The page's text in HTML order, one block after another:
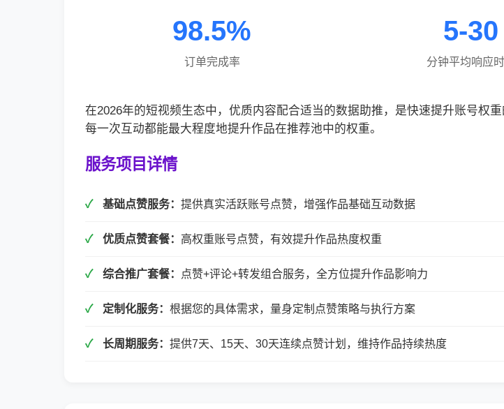
98.5%
订单完成率
5-30
分钟平均响应时
在2026年的短视频生态中，优质内容配合适当的数据助推，是快速提升账号权
每一次互动都能最大程度地提升作品在推荐池中的权重。
服务项目详情
基础点赞服务： 提供真实活跃账号点赞，增强作品基础互动数据
优质点赞套餐： 高权重账号点赞，有效提升作品热度权重
综合推广套餐： 点赞+评论+转发组合服务，全方位提升作品影响力
定制化服务： 根据您的具体需求，量身定制点赞策略与执行方案
长周期服务： 提供7天、15天、30天连续点赞计划，维持作品持续热度